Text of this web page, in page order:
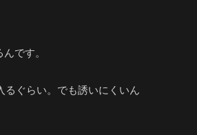
です。
るぐらい。でも誘いにくいん